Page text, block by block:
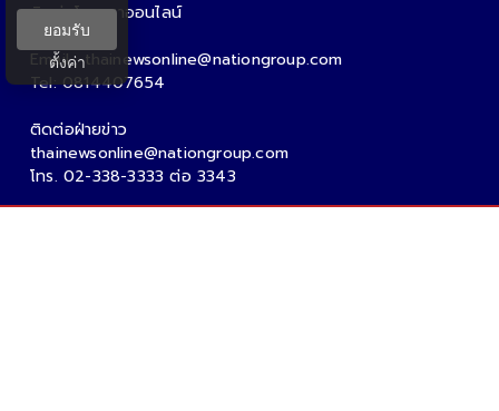
ติดต่อโฆษณาออนไลน์
คุณอ้อ
Email : thainewsonline@nationgroup.com
Tel: 0814407654
ติดต่อฝ่ายข่าว
thainewsonline@nationgroup.com
โทร. 02-338-3333 ต่อ 3343
ยอมรับ
ตั้งค่า